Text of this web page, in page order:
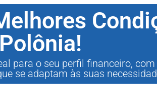
para o seu perfil financeiro,
se adaptam às suas